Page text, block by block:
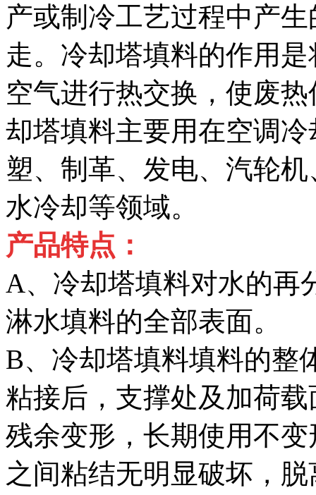
产或制冷工艺过程中产
走。冷却塔填料的作用
空气进行热交换，使废
却塔填料主要用在空调
塑、制革、发电、汽轮
水冷却等领域。
产品特点：
A、冷却塔填料对水的再
淋水填料的全部表面。
B、冷却塔填料填料的整
粘接后，支撑处及加荷
残余变形，长期使用不
之间粘结无明显破坏，脱